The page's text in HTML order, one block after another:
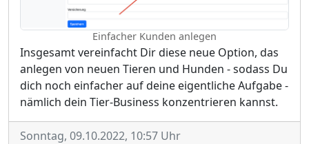
Einfacher Kunden anlegen
Insgesamt vereinfacht Dir diese neue Option, das
anlegen von neuen Tieren und Hunden - sodass Du
dich noch einfacher auf deine eigentliche Aufgabe -
nämlich dein Tier-Business konzentrieren kannst.
Sonntag, 09.10.2022, 10:57 Uhr